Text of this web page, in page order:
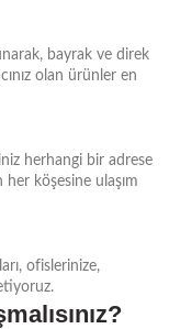
bayrak ve direk
olan ürünler en
herhangi bir adrese
her köşesine ulaşım
ofislerinize,